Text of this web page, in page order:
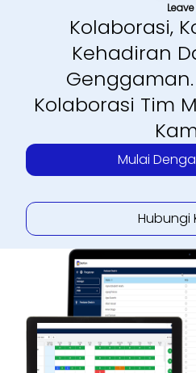
Leave
Kolaborasi,
Kehadiran
Kolaborasi Tim
Mulai
Hubungi